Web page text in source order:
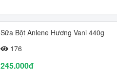
Sữa Bột Anlene Hương Vani 440g
176
245.000đ